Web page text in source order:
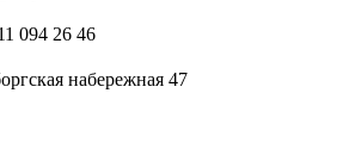
094 26 46
набережная 47